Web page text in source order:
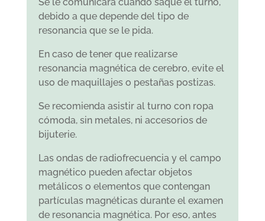
debido a que depende del tipo de
resonancia que se le pida.
En caso de tener que realizarse
resonancia magnética de cerebro, evite el
uso de maquillajes o pestañas postizas.
Se recomienda asistir al turno con ropa
cómoda, sin metales, ni accesorios de
bijuterie.
Las ondas de radiofrecuencia y el campo
magnético pueden afectar objetos
metálicos o elementos que contengan
partículas magnéticas durante el examen
de resonancia magnética. Por eso, antes